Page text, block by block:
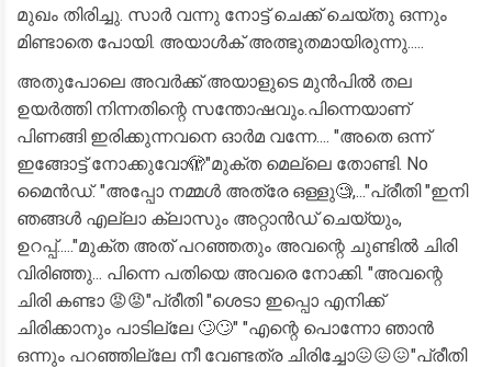
മുഖം തിരിച്ചു. സാർ വന്നു നോട്ട് ചെക്ക് ചെയ്തു ഒന്നും
മിണ്ടാതെ പോയി. അയാൾക് അത്ഭുതമായിരുന്നു.....
അതുപോലെ അവർക്ക് അയാളുടെ മുൻപിൽ തല
ഉയർത്തി നിന്നതിന്റെ സന്തോഷവും.പിന്നെയാണ്
പിണങ്ങി ഇരിക്കുന്നവനെ ഓർമ വന്നേ.... "അതെ ഒന്ന്
ഇങ്ങോട്ട് നോക്കുവോ🫣"മുക്ത മെല്ലെ തോണ്ടി. No
മൈൻഡ്. "അപ്പോ നമ്മൾ അത്രേ ഒള്ളു🧐,..."പ്രീതി "ഇനി
ഞങ്ങൾ എല്ലാ ക്ലാസും അറ്റാൻഡ് ചെയ്യും,
ഉറപ്പ്....."മുക്ത അത് പറഞ്ഞതും അവന്റെ ചുണ്ടിൽ ചിരി
വിരിഞ്ഞു... പിന്നെ പതിയെ അവരെ നോക്കി. "അവന്റെ
ചിരി കണ്ടാ 😡😡"പ്രീതി "ശെടാ ഇപ്പൊ എനിക്ക്
ചിരിക്കാനും പാടില്ലേ 🙄🙄" "എന്റെ പൊന്നോ ഞാൻ
ഒന്നും പറഞ്ഞില്ലേ നീ വേണ്ടത്ര ചിരിച്ചോ😖😖😖"പ്രീതി